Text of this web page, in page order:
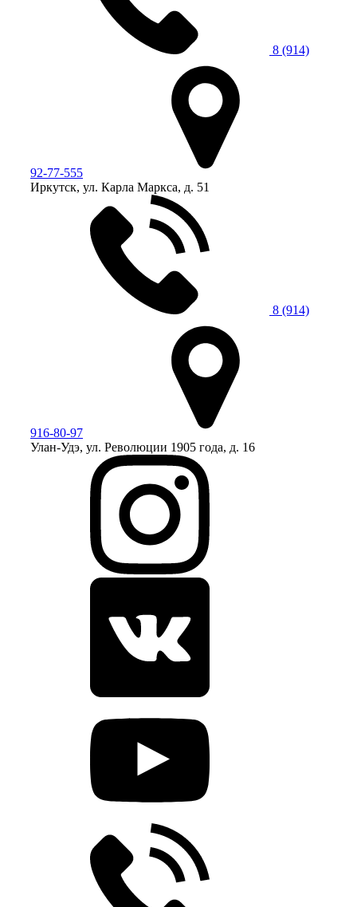
8 (914)
92-77-555
Иркутск, ул. Карла Маркса, д. 51
8 (914)
916-80-97
Улан-Удэ, ул. Революции 1905 года, д. 16